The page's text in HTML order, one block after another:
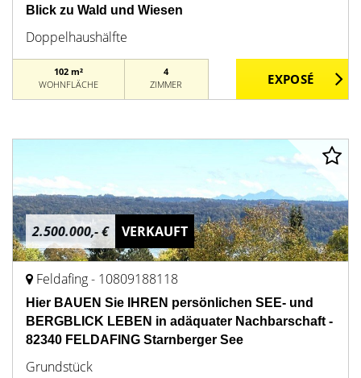
Blick zu Wald und Wiesen
Doppelhaushälfte
102 m²
WOHNFLÄCHE
4
ZIMMER
2.500.000,- € VERKAUFT
Feldafing - 10809188118
Hier BAUEN Sie IHREN persönlichen SEE- und
BERGBLICK LEBEN in adäquater Nachbarschaft -
82340 FELDAFING Starnberger See
Grundstück